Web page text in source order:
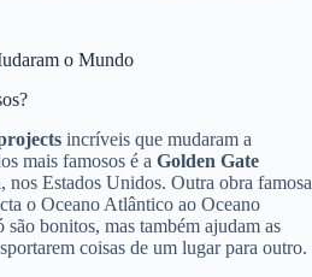
o Mundo
incríveis que mudaram a
mais famosos é a Golden Gate
nos Estados Unidos. Outra obra famosa
o Oceano Atlântico ao Oceano
bonitos, mas também ajudam as
coisas de um lugar para outro.